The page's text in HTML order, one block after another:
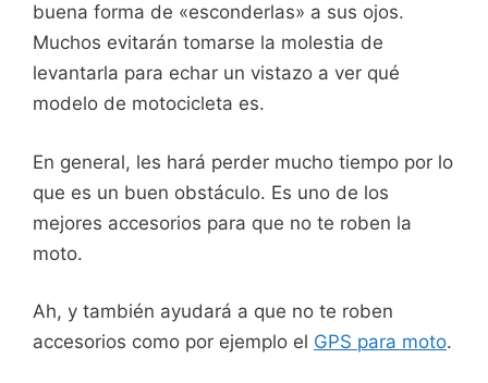
buena forma de «esconderlas» a sus ojos.
Muchos evitarán tomarse la molestia de
levantarla para echar un vistazo a ver qué
modelo de motocicleta es.
En general, les hará perder mucho tiempo por lo
que es un buen obstáculo. Es uno de los
mejores accesorios para que no te roben la
moto.
Ah, y también ayudará a que no te roben
accesorios como por ejemplo el GPS para moto.